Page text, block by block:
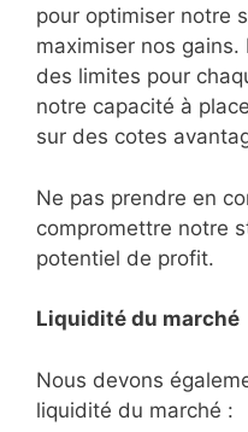
pour optimiser notre
maximiser nos
des limites pour
notre capacité à
sur des cotes
Ne pas prendre en
compromettre notre
potentiel de profit.
Liquidité du marché
Nous devons
liquidité du marché :